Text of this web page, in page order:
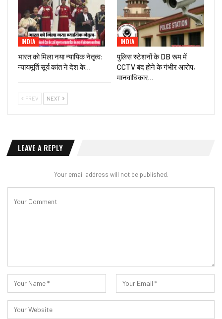
INDIA
भारत को मिला नया न्यायिक नेतृत्व:
न्यायमूर्ति सूर्य कांत ने देश के…
INDIA
पुलिस स्टेशनों के DB रूम में
CCTV बंद होने के गंभीर आरोप,
मानवाधिकार…
PREV NEXT
LEAVE A REPLY
Your email address will not be published.